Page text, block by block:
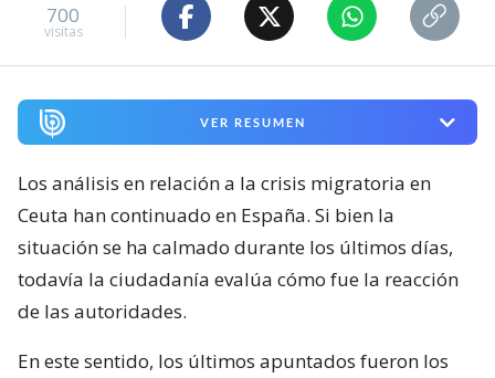
700
visitas
VER RESUMEN
Los análisis en relación a la crisis migratoria en
Ceuta han continuado en España. Si bien la
situación se ha calmado durante los últimos días,
todavía la ciudadanía evalúa cómo fue la reacción
de las autoridades.
En este sentido, los últimos apuntados fueron los